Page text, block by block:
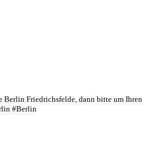
Friedrichsfelde, dann bitte um Ihren
#Berlin